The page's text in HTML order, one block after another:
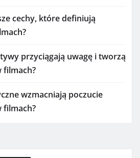
cechy, które definiują
przyciągają uwagę i tworzą
filmach?
wzmacniają poczucie
filmach?